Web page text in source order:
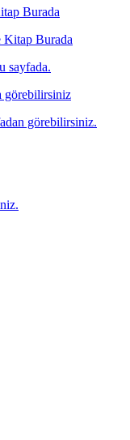
Burada
Kitap Burada
sayfada.
görebilirsiniz
görebilirsiniz.